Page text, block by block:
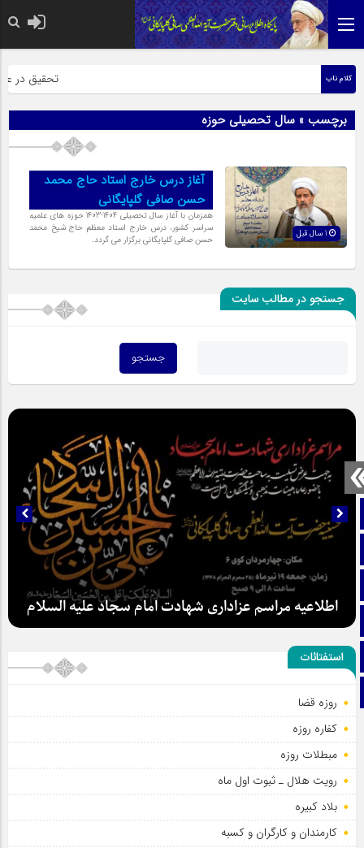
صفحه نخست
آپارات
اینستاگرام
کلام ناب تحقیق در
برچسب » سال تحصیلی حوزه
آغاز درس خارج استاد حاج محمد
حسن صافی گلپایگانی
همزمان با آغاز سال تحصیلی 1404-1403 حوزه های علمیه
سراسر کشور، درس خارج استاد معظم حاج شیخ محمد
حسن صافی گلپایگانی برگزار می گردد.
جستجو در مطالب سایت
اطلاعیه مراسم عزاداری شهادت امام سجاد علیه السلام
استفتائات
روزه قضا
کفاره روزه
مبطلات روزه
رویت هلال ـ ثبوت اول ماه
بلاد کبیره
کارمندان و کارگران و کسبه